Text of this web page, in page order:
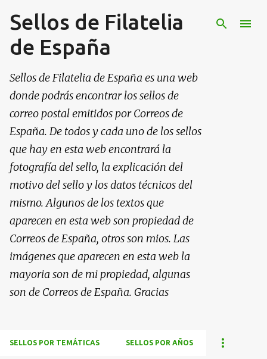
Ir al contenido principal
Sellos de Filatelia
de España
Sellos de Filatelia de España es una web
donde podrás encontrar los sellos de
correo postal emitidos por Correos de
España. De todos y cada uno de los sellos
que hay en esta web encontrará la
fotografía del sello, la explicación del
motivo del sello y los datos técnicos del
mismo. Algunos de los textos que
aparecen en esta web son propiedad de
Correos de España, otros son mios. Las
imágenes que aparecen en esta web la
mayoria son de mi propiedad, algunas
son de Correos de España. Gracias
SELLOS POR TEMÁTICAS SELLOS POR AÑOS